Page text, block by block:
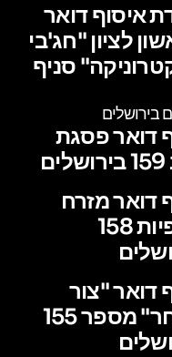
איסוף דואר
לציון "חג'בי
סניף
בירושלים
דואר פסגת
דואר מזרח
תלפיות 158
דואר "צור
באחר" מספר 155